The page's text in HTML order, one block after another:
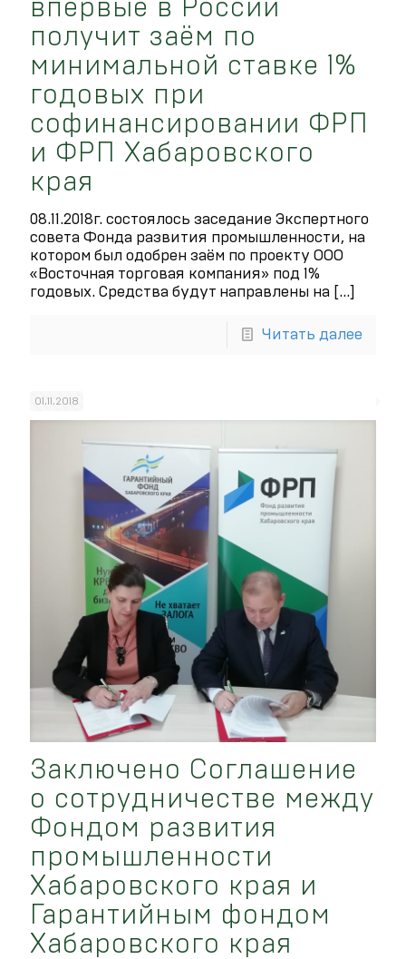
впервые в России
получит заём по
минимальной ставке 1%
годовых при
софинансировании ФРП
и ФРП Хабаровского
края
08.11.2018г. состоялось заседание Экспертного
совета Фонда развития промышленности, на
котором был одобрен заём по проекту ООО
«Восточная торговая компания» под 1%
годовых. Средства будут направлены на […]
Читать далее
01.11.2018
Заключено Соглашение
о сотрудничестве между
Фондом развития
промышленности
Хабаровского края и
Гарантийным фондом
Хабаровского края